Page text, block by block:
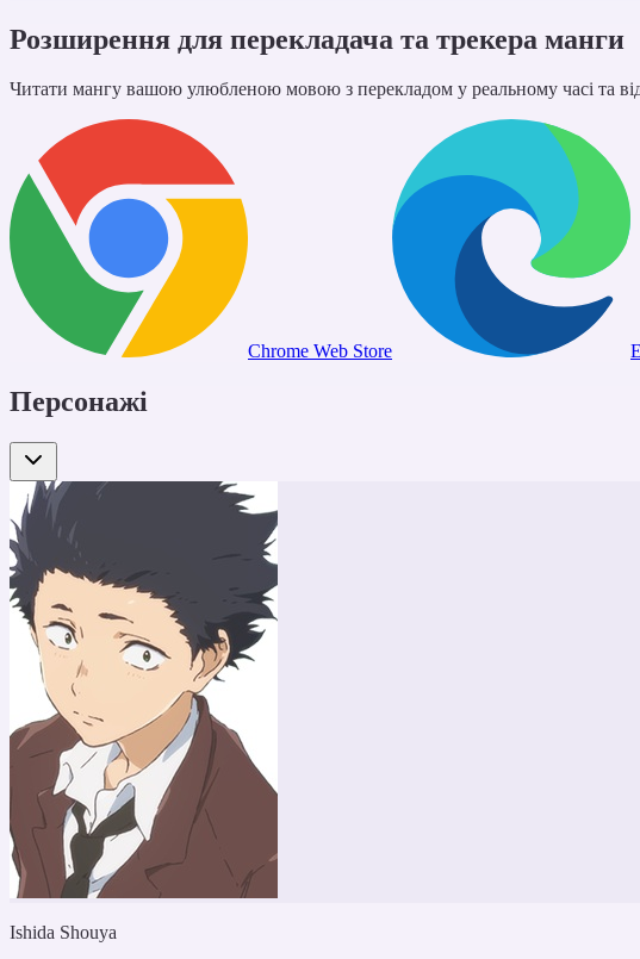
Розширення для перекладача та трекера манги
Читати мангу вашою улюбленою мовою з перекладом у реальному часі та
Chrome Web Store
Персонажі
Ishida Shouya